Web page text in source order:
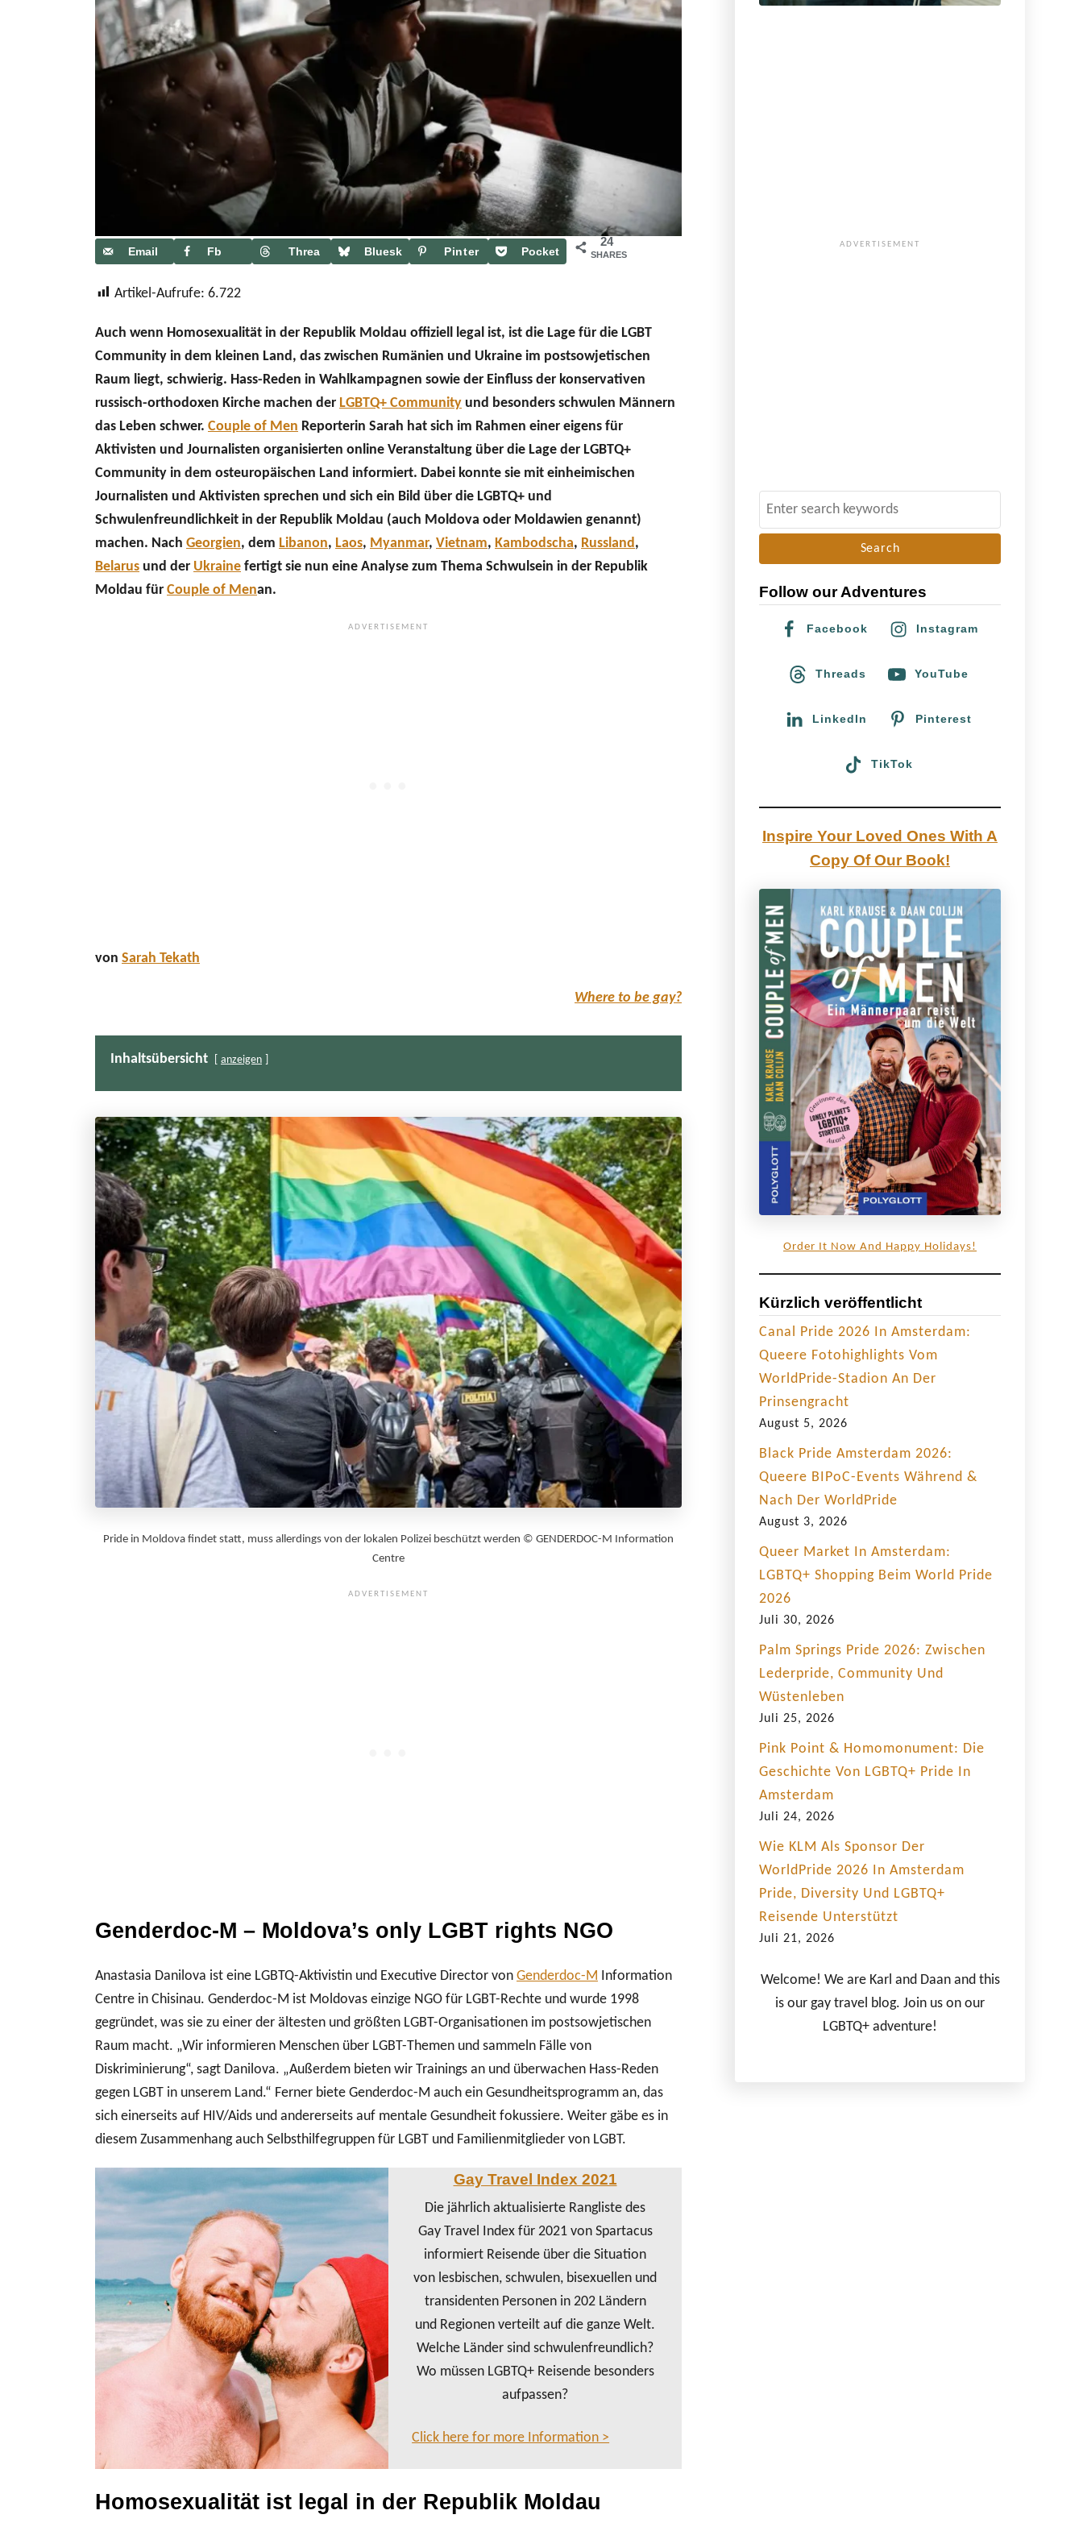
24
SHARES
Email Fb
Threa
Bluesk
Pinter
Pocket
Artikel-Aufrufe: 6.722
Auch wenn Homosexualität in der Republik Moldau offiziell legal ist, ist die Lage für die LGBT
Community in dem kleinen Land, das zwischen Rumänien und Ukraine im postsowjetischen
Raum liegt, schwierig. Hass-Reden in Wahlkampagnen sowie der Einfluss der konservativen
russisch-orthodoxen Kirche machen der LGBTQ+ Community und besonders schwulen Männern
das Leben schwer. Couple of Men Reporterin Sarah hat sich im Rahmen einer eigens für
Aktivisten und Journalisten organisierten online Veranstaltung über die Lage der LGBTQ+
Community in dem osteuropäischen Land informiert. Dabei konnte sie mit einheimischen
Journalisten und Aktivisten sprechen und sich ein Bild über die LGBTQ+ und
Schwulenfreundlichkeit in der Republik Moldau (auch Moldova oder Moldawien genannt)
machen. Nach Georgien, dem Libanon, Laos, Myanmar, Vietnam, Kambodscha, Russland ,
Belarus und der Ukraine fertigt sie nun eine Analyse zum Thema Schwulsein in der Republik
Moldau für Couple of Menan.
von Sarah Tekath
Where to be gay?
Inhaltsübersicht anzeigen
Pride in Moldova findet statt, muss allerdings von der lokalen Polizei beschützt werden © GENDERDOC-M Information
Centre
Genderdoc-M – Moldova’s only LGBT rights NGO
Anastasia Danilova ist eine LGBTQ-Aktivistin und Executive Director von Genderdoc-M
Information
Centre in Chisinau. Genderdoc-M ist Moldovas einzige NGO für LGBT-Rechte und wurde 1998
gegründet, was sie zu einer der ältesten und größten LGBT-Organisationen im postsowjetischen
Raum macht. „Wir informieren Menschen über LGBT-Themen und sammeln Fälle von
Diskriminierung“, sagt Danilova. „Außerdem bieten wir Trainings an und überwachen Hass-Reden
gegen LGBT in unserem Land.“ Ferner biete Genderdoc-M auch ein Gesundheitsprogramm an, das
sich einerseits auf HIV/Aids und andererseits auf mentale Gesundheit fokussiere. Weiter gäbe es in
diesem Zusammenhang auch Selbsthilfegruppen für LGBT und Familienmitglieder von LGBT.
Gay Travel Index 2021
Die jährlich aktualisierte Rangliste des
Gay Travel Index für 2021 von Spartacus
informiert Reisende über die Situation
von lesbischen, schwulen, bisexuellen und
transidenten Personen in 202 Ländern
und Regionen verteilt auf die ganze Welt.
Welche Länder sind schwulenfreundlich?
Wo müssen LGBTQ+ Reisende besonders
aufpassen?
Click here for more Information >
Homosexualität ist legal in der Republik Moldau
e
c
Follow our Adventures
Facebook Instagram
Threads YouTube
LinkedIn Pinterest
TikTok
Inspire Your Loved Ones With A
Copy Of Our Book!
Order It Now And Happy Holidays!
Kürzlich veröffentlicht
Canal Pride 2026 In Amsterdam:
Queere Fotohighlights Vom
WorldPride-Stadion An Der
Prinsengracht
August 5, 2026
Black Pride Amsterdam 2026:
Queere BIPoC-Events Während &
Nach Der WorldPride
August 3, 2026
Queer Market In Amsterdam:
LGBTQ+ Shopping Beim World Pride
2026
Juli 30, 2026
Palm Springs Pride 2026: Zwischen
Lederpride, Community Und
Wüstenleben
Juli 25, 2026
Pink Point & Homomonument: Die
Geschichte Von LGBTQ+ Pride In
Amsterdam
Juli 24, 2026
Wie KLM Als Sponsor Der
WorldPride 2026 In Amsterdam
Pride, Diversity Und LGBTQ+
Reisende Unterstützt
Juli 21, 2026
Welcome! We are Karl and Daan and this
is our gay travel blog. Join us on our
LGBTQ+ adventure!